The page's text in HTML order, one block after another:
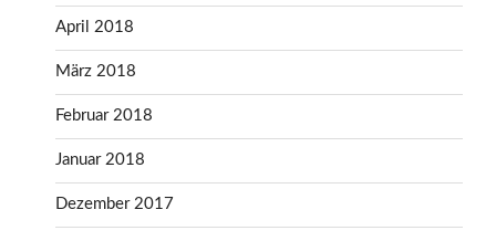
April 2018
März 2018
Februar 2018
Januar 2018
Dezember 2017